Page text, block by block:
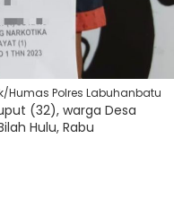
Humas Polres Labuhanbatu
(32), warga Desa
Hulu, Rabu